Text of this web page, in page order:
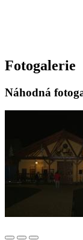
Fotogalerie
Náhodná